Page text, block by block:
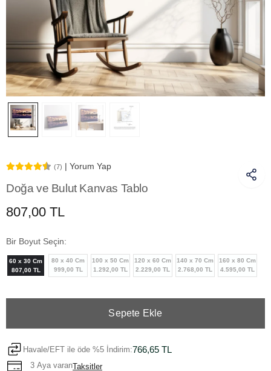
(7) | Yorum Yap
Doğa ve Bulut Kanvas Tablo
807,00 TL
Bir Boyut Seçin:
60 x 30 Cm
807,00 TL
80 x 40 Cm
999,00 TL
100 x 50 Cm
1.292,00 TL
120 x 60 Cm
2.229,00 TL
140 x 70 Cm
2.768,00 TL
160 x 80 Cm
4.595,00 TL
Sepete Ekle
Havale/EFT ile öde %5 İndirim:766,65 TL
3 Aya varanTaksitler